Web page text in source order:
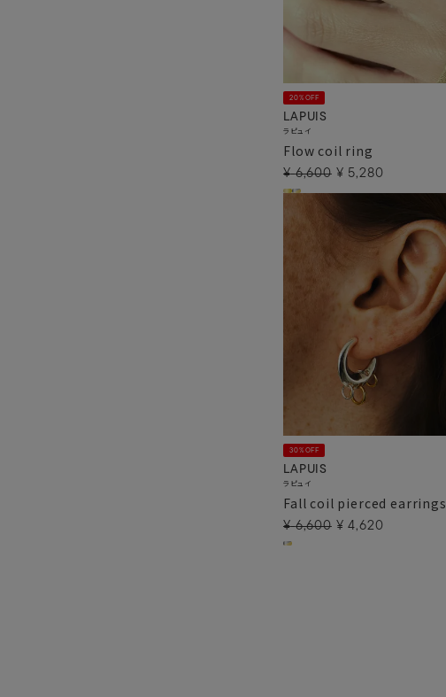
20%OFF
LAPUIS
ラピュイ
Flow coil ring
¥ 6,600 ¥ 5,280
30%OFF
LAPUIS
ラピュイ
Fall coil pierced earrings
¥ 6,600 ¥ 4,620